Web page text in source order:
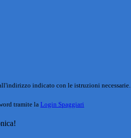
indicato con le istruzioni necessarie.
tramite la Login Spaggiari